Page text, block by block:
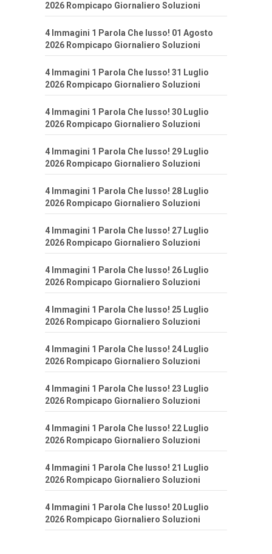
2026 Rompicapo Giornaliero Soluzioni
4 Immagini 1 Parola Che lusso! 01 Agosto
2026 Rompicapo Giornaliero Soluzioni
4 Immagini 1 Parola Che lusso! 31 Luglio
2026 Rompicapo Giornaliero Soluzioni
4 Immagini 1 Parola Che lusso! 30 Luglio
2026 Rompicapo Giornaliero Soluzioni
4 Immagini 1 Parola Che lusso! 29 Luglio
2026 Rompicapo Giornaliero Soluzioni
4 Immagini 1 Parola Che lusso! 28 Luglio
2026 Rompicapo Giornaliero Soluzioni
4 Immagini 1 Parola Che lusso! 27 Luglio
2026 Rompicapo Giornaliero Soluzioni
4 Immagini 1 Parola Che lusso! 26 Luglio
2026 Rompicapo Giornaliero Soluzioni
4 Immagini 1 Parola Che lusso! 25 Luglio
2026 Rompicapo Giornaliero Soluzioni
4 Immagini 1 Parola Che lusso! 24 Luglio
2026 Rompicapo Giornaliero Soluzioni
4 Immagini 1 Parola Che lusso! 23 Luglio
2026 Rompicapo Giornaliero Soluzioni
4 Immagini 1 Parola Che lusso! 22 Luglio
2026 Rompicapo Giornaliero Soluzioni
4 Immagini 1 Parola Che lusso! 21 Luglio
2026 Rompicapo Giornaliero Soluzioni
4 Immagini 1 Parola Che lusso! 20 Luglio
2026 Rompicapo Giornaliero Soluzioni